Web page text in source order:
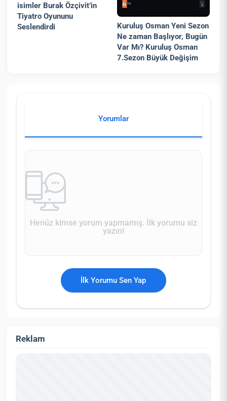
isimler Burak Özçivit’in
Tiyatro Oyununu
Seslendirdi
Kuruluş Osman Yeni Sezon
Ne zaman Başlıyor, Bugün
Var Mı? Kuruluş Osman
7.Sezon Büyük Değişim
Yorumlar
Henüz kimse yorum yapmamış. İlk yorumu siz
yazın!
İlk Yorumu Sen Yap
Reklam